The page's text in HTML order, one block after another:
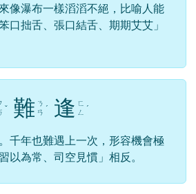
像瀑布一樣滔滔不絕，比喻人能
口拙舌、張口結舌、期期艾艾」
ˇ 難 ㄋ
ㄢ ˊ 逢 ㄈ
ㄥ
ˊ
千年也難遇上一次，形容機會極
以為常、司空見慣」相反。